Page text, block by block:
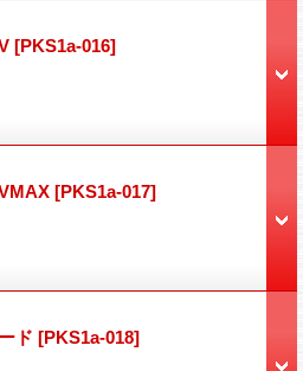
[PKS1a-016]
[PKS1a-017]
ド [PKS1a-018]